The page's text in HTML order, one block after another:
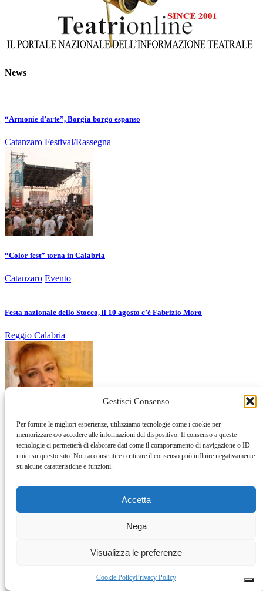
Gestisci Consenso
Per fornire le migliori esperienze, utilizziamo tecnologie come i cookie per
memorizzare e/o accedere alle informazioni del dispositivo. Il consenso a queste
tecnologie ci permetterà di elaborare dati come il comportamento di navigazione o ID
unici su questo sito. Non acconsentire o ritirare il consenso può influire negativamente
su alcune caratteristiche e funzioni.
Accetta
Nega
Visualizza le preferenze
Cookie PolicyPrivacy Policy
News
“Armonie d’arte”, Borgia borgo espanso
Catanzaro Festival/Rassegna
“Color fest” torna in Calabria
Catanzaro Evento
Festa nazionale dello Stocco, il 10 agosto c’è Fabrizio Moro
Reggio Calabria
Festival Teatrale Borgio Verezzi, La cameriera brillante di Goldoni
Commedia Prosa
Privacy Policy–Cookie Policy